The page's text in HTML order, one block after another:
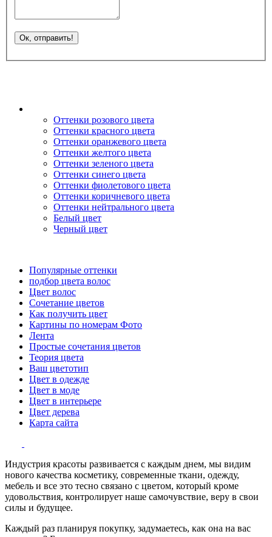
Оттенки розового цвета
Оттенки красного цвета
Оттенки оранжевого цвета
Оттенки желтого цвета
Оттенки зеленого цвета
Оттенки синего цвета
Оттенки фиолетового цвета
Оттенки коричневого цвета
Оттенки нейтрального цвета
Белый цвет
Черный цвет
Популярные оттенки
подбор цвета волос
Цвет волос
Сочетание цветов
Как получить цвет
Картины по номерам Фото
Лента
Простые сочетания цветов
Теория цвета
Ваш цветотип
Цвет в одежде
Цвет в моде
Цвет в интерьере
Цвет дерева
Карта сайта
Индустрия красоты развивается с каждым днем, мы видим
нового качества косметику, современные ткани, одежду,
мебель и все это тесно связано с цветом, который кроме
удовольствия, контролирует наше самочувствие, веру в свои
силы и будущее.
Каждый раз планируя покупку, задумаетесь, как она на вас